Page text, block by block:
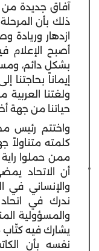
آفاق جديدة من
ذلك بأن
ازدهار
أصبح الإعلام
بشكل دائم،
إيماناً بحاجتنا
ولغتنا العربية
حياتنا من جهة
واختتم رئيس
كلمته متناولاً
ممن حملوا راية
أن الاتحاد
والإنساني في
ندرك في اتحاد
والمسؤولية
يشارك فيه
نفسه بأن